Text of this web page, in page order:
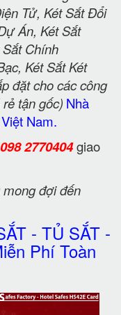
Tử, Két Sắt Đổi
Án, Két Sắt
Chính
Két Sắt Két
đặt cho các công
tận gốc) Nhà
Nam.
098 2770404giao
đợi đến
- TỦ SẮT -
Phí Toàn